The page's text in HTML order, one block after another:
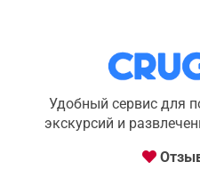
Удобный сервис для
экскурсий и